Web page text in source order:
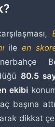
ile en
80.5
ekibi
başına
dikkat